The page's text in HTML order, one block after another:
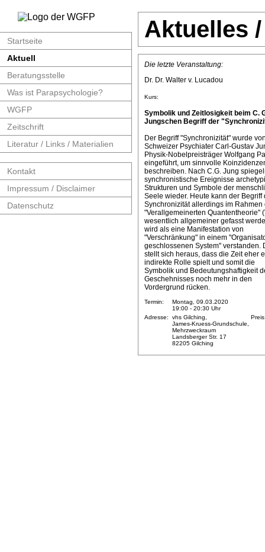
Startseite
Aktuell
Beratungsstelle
Was ist Parapsychologie?
WGFP
Zeitschrift
Literatur / Links / Materialien
Kontakt
Impressum / Disclaimer
Datenschutz
Aktuelles
Die letzte Veranstaltung:
Dr. Dr. Walter v. Lucadou
Kurs:
Symbolik und Zeitlosigkeit beim C.
Jungschen Begriff der
Der Begriff "Synchronizität" wurde
Schweizer Psychiater Carl-Gustav
Physik-Nobelpreisträger Wolfgang
eingeführt, um sinnvolle
beschreiben. Nach C.G. Jung
synchronistische Ereignisse
Strukturen und Symbole der
Seele wieder. Heute kann der Begriff
Synchronizität allerdings im Rahmen
"Verallgemeinerten Quantentheorie"
wesentlich allgemeiner gefasst
wird als eine Manifestation von
"Verschränkung" in einem
geschlossenen System" verstanden.
stellt sich heraus, dass die Zeit eher
indirekte Rolle spielt und somit die
Symbolik und Bedeutungshaftigkeit
Geschehnisses noch mehr in den
Vordergrund rücken.
Termin:
Montag, 09.03.2020
19:00 - 20:30 Uhr
Adresse:
vhs Gilching,
James-Kruess-Grundschule,
Mehrzweckraum
Landsberger Str. 17
82205 Gilching